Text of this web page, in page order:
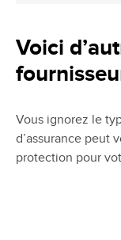
Voici
Vous ignorez le
d’assurance peut
protection pour